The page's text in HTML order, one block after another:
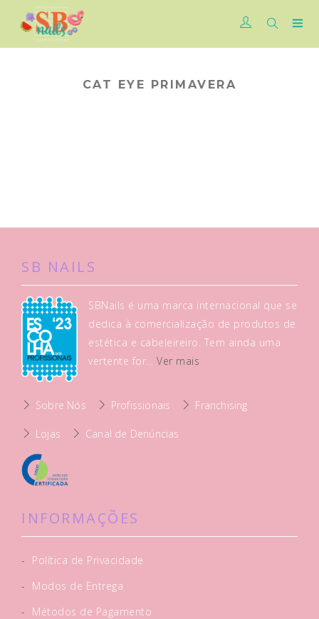
CAT EYE PRIMAVERA
SB NAILS
SBNails é uma marca internacional que se
dedica à comercialização de produtos de
estética e cabeleireiro. Tem ainda uma
vertente for...Ver mais
Sobre Nós Profissionais Franchising
Lojas Canal de Denúncias
INFORMAÇÕES
-
Política de Privacidade
-
Modos de Entrega
-
Métodos de Pagamento